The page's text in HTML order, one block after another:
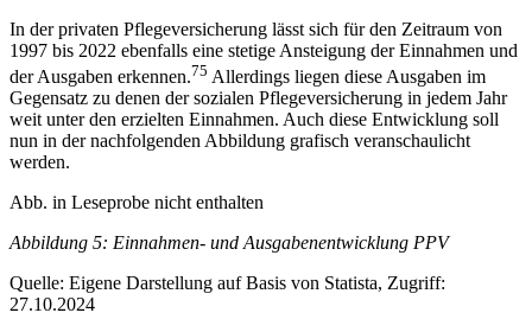
In der privaten Pflegeversicherung lässt sich für den Zeitraum von
1997 bis 2022 ebenfalls eine stetige Ansteigung der Einnahmen und
der Ausgaben erkennen.75 Allerdings liegen diese Ausgaben im
Gegensatz zu denen der sozialen Pflegeversicherung in jedem Jahr
weit unter den erzielten Einnahmen. Auch diese Entwicklung soll
nun in der nachfolgenden Abbildung grafisch veranschaulicht
werden.
Abb. in Leseprobe nicht enthalten
Abbildung 5: Einnahmen- und Ausgabenentwicklung PPV
Quelle: Eigene Darstellung auf Basis von Statista, Zugriff:
27.10.2024